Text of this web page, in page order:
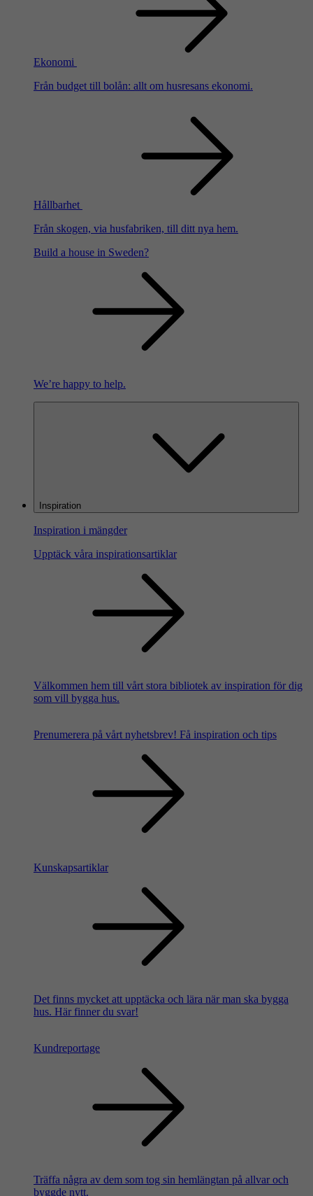
Ekonomi
Från budget till bolån: allt om husresans ekonomi.
Hållbarhet
Från skogen, via husfabriken, till ditt nya hem.
Build a house in Sweden?
We’re happy to help.
Inspiration
Inspiration i mängder
Upptäck våra inspirationsartiklar
Välkommen hem till vårt stora bibliotek av inspiration för dig
som vill bygga hus.
Prenumerera på vårt nyhetsbrev! Få inspiration och tips
Kunskapsartiklar
Det finns mycket att upptäcka och lära när man ska bygga
hus. Här finner du svar!
Kundreportage
Träffa några av dem som tog sin hemlängtan på allvar och
byggde nytt.